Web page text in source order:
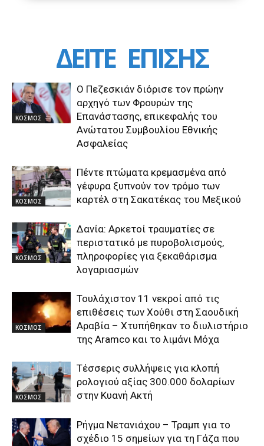
ΔΕΙΤΕ ΕΠΙΣΗΣ
ΚΟΣΜΟΣ
Ο Πεζεσκιάν διόρισε τον πρώην
αρχηγό των Φρουρών της
Επανάστασης, επικεφαλής του
Ανώτατου Συμβουλίου Εθνικής
Ασφαλείας
ΚΟΣΜΟΣ
Πέντε πτώματα κρεμασμένα από
γέφυρα ξυπνούν τον τρόμο των
καρτέλ στη Σακατέκας του Μεξικού
ΚΟΣΜΟΣ
Δανία: Αρκετοί τραυματίες σε
περιστατικό με πυροβολισμούς,
πληροφορίες για ξεκαθάρισμα
λογαριασμών
ΚΟΣΜΟΣ
Τουλάχιστον 11 νεκροί από τις
επιθέσεις των Χούθι στη Σαουδική
Αραβία – Χτυπήθηκαν το διυλιστήριο
της Aramco και το λιμάνι Μόχα
ΚΟΣΜΟΣ
Τέσσερις συλλήψεις για κλοπή
ρολογιού αξίας 300.000 δολαρίων
στην Κυανή Ακτή
Ρήγμα Νετανιάχου – Τραμπ για το
σχέδιο 15 σημείων για τη Γάζα που